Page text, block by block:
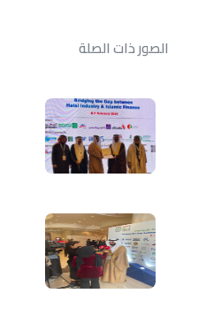
الصور ذات الصلة